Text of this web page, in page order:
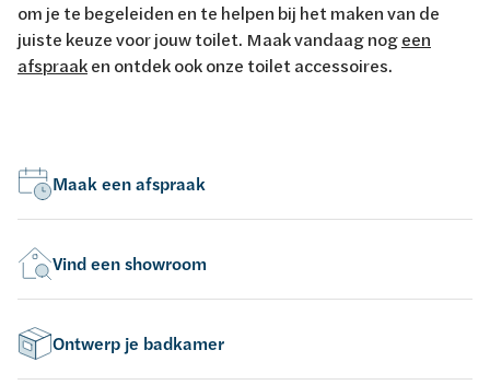
om je te begeleiden en te helpen bij het maken van de
juiste keuze voor jouw toilet. Maak vandaag nogeen
afspraaken ontdek ook onze toilet accessoires.
Maak een afspraak
Vind een showroom
Ontwerp je badkamer